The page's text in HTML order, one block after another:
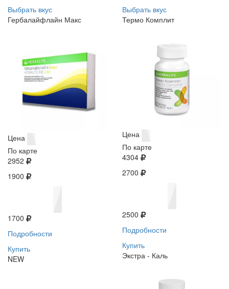
Выбрать вкус
Выбрать вкус
Гербалайфлайн Макс
Цена
По карте
2952
1900
1700
Подробности
Купить
NEW
Термо Комплит
Цена
По карте
4304
2700
2500
Подробности
Купить
Экстра - Каль